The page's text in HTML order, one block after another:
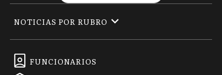
FUNCIONARIOS
NOTICIAS POR RUBRO